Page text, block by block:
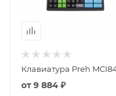
Клавиатура Preh
от9 884 ₽